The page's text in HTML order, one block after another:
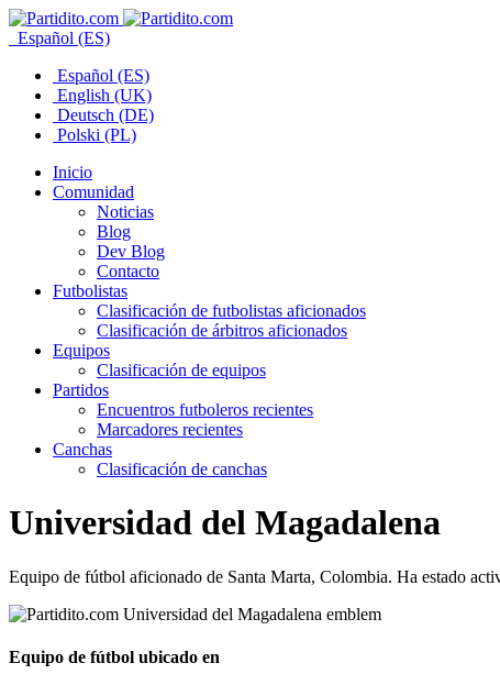
Español (ES)
Español (ES)
English (UK)
Deutsch (DE)
Polski (PL)
Inicio
Comunidad
Noticias
Blog
Dev Blog
Contacto
Futbolistas
Clasificación de futbolistas aficionados
Clasificación de árbitros aficionados
Equipos
Clasificación de equipos
Partidos
Encuentros futboleros recientes
Marcadores recientes
Canchas
Clasificación de canchas
Universidad del Magadalena
Equipo de fútbol aficionado de Santa Marta, Colombia. Ha estado
Equipo de fútbol ubicado en